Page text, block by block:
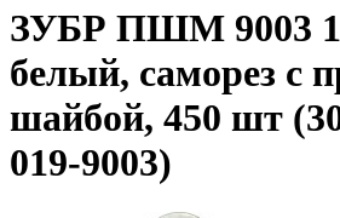
ЗУБР ПШМ 9003
белый, саморез с
шайбой, 450 шт
019-9003)